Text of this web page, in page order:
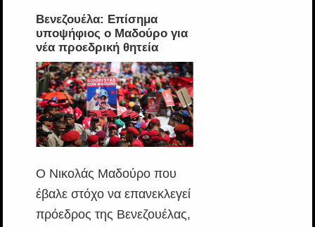
Βενεζουέλα: Επίσημα
υποψήφιος ο Μαδούρο για
νέα προεδρική θητεία
Ο Νικολάς Μαδούρο που
έβαλε στόχο να επανεκλεγεί
πρόεδρος της Βενεζουέλας,